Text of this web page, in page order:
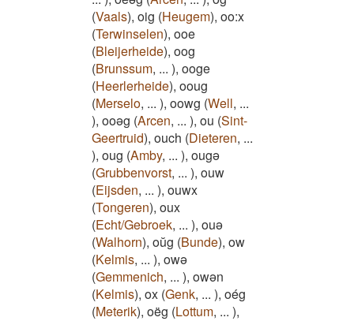
(Vaals), oig (Heugem), oo:x
(Terwinselen), ooe
(Bleijerheide), oog
(Brunssum, ... ), ooge
(Heerlerheide), ooug
(Merselo, ... ), oowg (Well, ...
), ooəg (Arcen, ... ), ou (Sint-
Geertruid), ouch (Dieteren, ...
), oug (Amby, ... ), ougə
(Grubbenvorst, ... ), ouw
(Eijsden, ... ), ouwx
(Tongeren), oux
(Echt/Gebroek, ... ), ouə
(Walhorn), oŭg (Bunde), ow
(Kelmis, ... ), owə
(Gemmenich, ... ), owən
(Kelmis), ox (Genk, ... ), oég
(Meterik), oëg (Lottum, ... ),